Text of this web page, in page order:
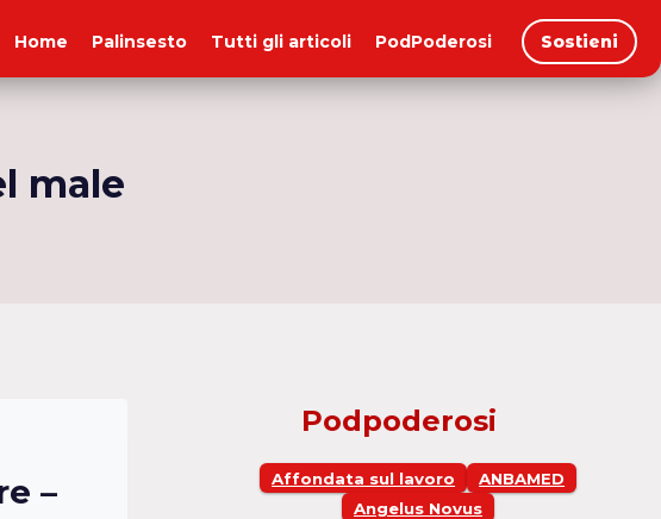
Home Palinsesto Tutti gli articoli PodPoderosi Sostieni
male
–
Podpoderosi
Affondata sul lavoro
ANBAMED
Angelus Novus